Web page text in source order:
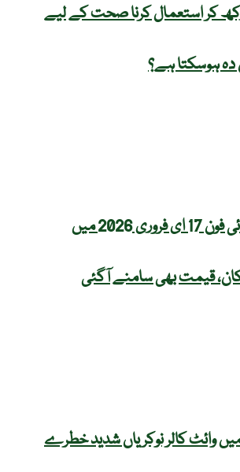
کر استعمال کرنا صحت کے لیے
ہوسکتا ہے؟
ایپل کا سستا ترین آئی فون 17 ای فروری 2026 میں
قیمت بھی سامنے آگئی
سے 5 سال میں وائٹ کالر نوکریاں شدید خطرے